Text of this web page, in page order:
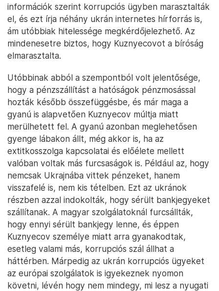
információk szerint korrupciós ügyben marasztalták
el, és ezt írja néhány ukrán internetes hírforrás is,
ám utóbbiak hitelessége megkérdőjelezhető. Az
mindenesetre biztos, hogy Kuznyecovot a bíróság
elmarasztalta.
Utóbbinak abból a szempontból volt jelentősége,
hogy a pénzszállítást a hatóságok pénzmosással
hozták később összefüggésbe, és már maga a
gyanú is alapvetően Kuznyecov múltja miatt
merülhetett fel. A gyanú azonban meglehetősen
gyenge lábakon állt, még akkor is, ha az
extitkosszolga kapcsolatai és előélete mellett
valóban voltak más furcsaságok is. Például az, hogy
nemcsak Ukrajnába vittek pénzeket, hanem
visszafelé is, nem kis tételben. Ezt az ukránok
részben azzal indokolták, hogy sérült bankjegyeket
szállítanak. A magyar szolgálatoknál furcsállták,
hogy ennyi sérült bankjegy lenne, és éppen
Kuznyecov személye miatt arra gyanakodtak,
esetleg valami más, korrupciós szál állhat a
háttérben. Márpedig az ukrán korrupciós ügyeket
az európai szolgálatok is igyekeznek nyomon
követni, lévén hogy nem mindegy, mi lesz a nyugati